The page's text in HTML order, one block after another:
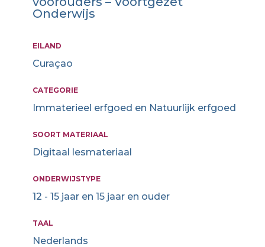
Onderwijs
EILAND
Curaçao
CATEGORIE
Immaterieel erfgoed en Natuurlijk erfgoed
SOORT MATERIAAL
Digitaal lesmateriaal
ONDERWIJSTYPE
12 - 15 jaar en 15 jaar en ouder
TAAL
Nederlands